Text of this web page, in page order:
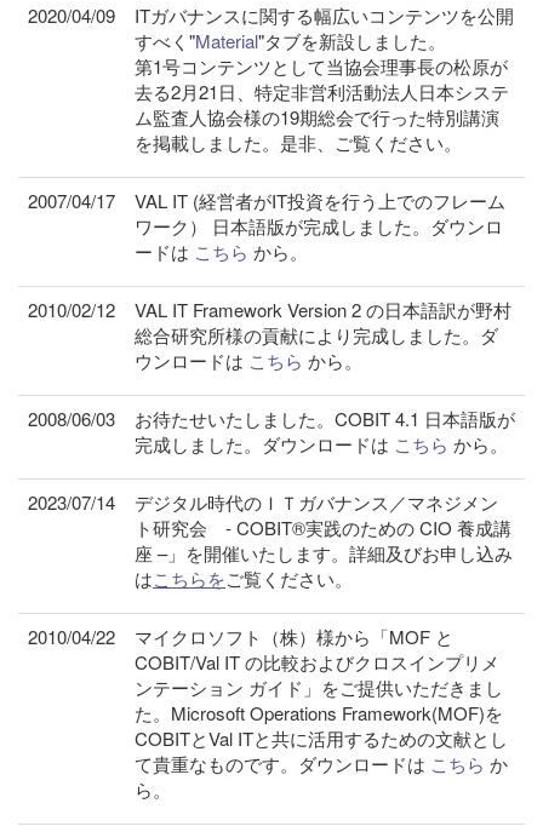
2020/04/09
ITガバナンスに関する幅広いコンテンツを公開
すべく"Material"タブを新設しました。
第1号コンテンツとして当協会理事長の松原が
去る2月21日、特定非営利活動法人日本システ
ム監査人協会様の19期総会で行った特別講演
を掲載しました。是非、ご覧ください。
2007/04/17
VAL IT (経営者がIT投資を行う上でのフレーム
ワーク） 日本語版が完成しました。ダウンロ
ードは こちら から。
2010/02/12
VAL IT Framework Version 2 の日本語訳が野村
総合研究所様の貢献により完成しました。ダ
ウンロードは こちら から。
2008/06/03
お待たせいたしました。COBIT 4.1 日本語版が
完成しました。ダウンロードは こちら から。
2023/07/14
デジタル時代のＩＴガバナンス／マネジメン
ト研究会 - COBIT®実践のための CIO 養成講
座 –」を開催いたします。詳細及びお申し込み
はこちらをご覧ください。
2010/04/22
マイクロソフト（株）様から「MOF と
COBIT/Val IT の比較およびクロスインプリメ
ンテーション ガイド」をご提供いただきまし
た。Microsoft Operations Framework(MOF)を
COBITとVal ITと共に活用するための文献とし
て貴重なものです。ダウンロードは こちら か
ら。